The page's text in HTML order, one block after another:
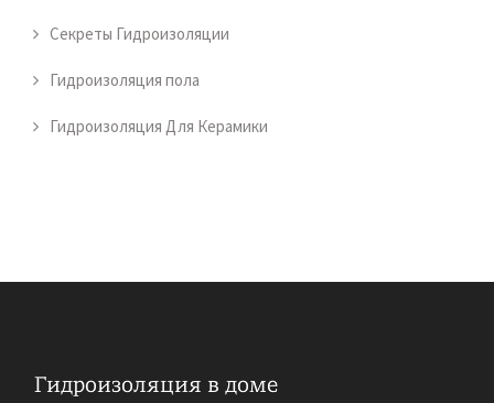
Секреты Гидроизоляции
Гидроизоляция пола
Гидроизоляция Для Керамики